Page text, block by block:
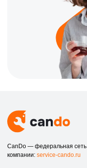
CanDo — федеральная
компании: service-cando.ru